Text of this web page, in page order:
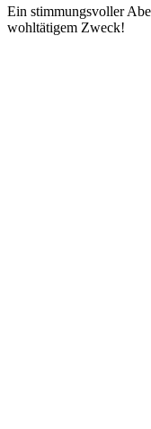
Ein stimmungsvoller
wohltätigem Zweck!